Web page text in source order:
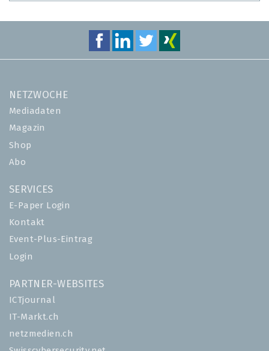
NETZWOCHE
Mediadaten
Magazin
Shop
Abo
SERVICES
E-Paper Login
Kontakt
Event-Plus-Eintrag
Login
PARTNER-WEBSITES
ICTjournal
IT-Markt.ch
netzmedien.ch